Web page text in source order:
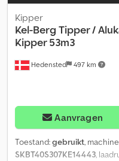
Hedensted 497 km
Kipper
Kel-Berg Tipper /
Kipper 53m3
Aanvragen
Toestand:gebruikt,
SKBT40S307KE14443,